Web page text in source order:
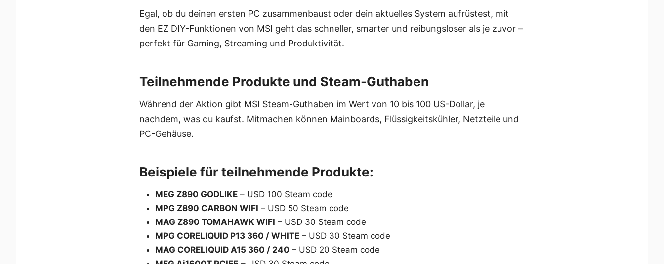
Egal, ob du deinen ersten PC zusammenbaust oder dein aktuelles System aufrüstest, mit
den EZ DIY-Funktionen von MSI geht das schneller, smarter und reibungsloser als je zuvor –
perfekt für Gaming, Streaming und Produktivität.
Teilnehmende Produkte und Steam-Guthaben
Während der Aktion gibt MSI Steam-Guthaben im Wert von 10 bis 100 US-Dollar, je
nachdem, was du kaufst. Mitmachen können Mainboards, Flüssigkeitskühler, Netzteile und
PC-Gehäuse.
Beispiele für teilnehmende Produkte:
MEG Z890 GODLIKE – USD 100 Steam code
MPG Z890 CARBON WIFI – USD 50 Steam code
MAG Z890 TOMAHAWK WIFI – USD 30 Steam code
MPG CORELIQUID P13 360 / WHITE – USD 30 Steam code
MAG CORELIQUID A15 360 / 240 – USD 20 Steam code